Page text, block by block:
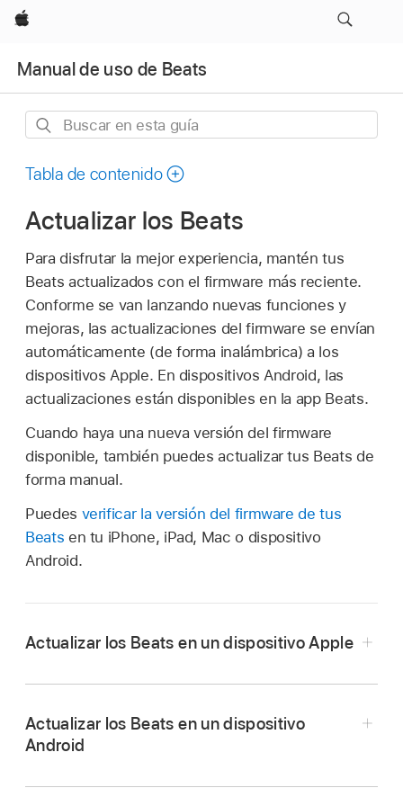
Apple
Manual de uso de Beats
Buscar
esta
Tabla de contenido
Actualizar los Beats
Para disfrutar la mejor experiencia, mantén tus
Beats actualizados con el firmware más reciente.
Conforme se van lanzando nuevas funciones y
mejoras, las actualizaciones del firmware se envían
automáticamente (de forma inalámbrica) a los
dispositivos Apple. En dispositivos Android, las
actualizaciones están disponibles en la app Beats.
Cuando haya una nueva versión del firmware
disponible, también puedes actualizar tus Beats de
forma manual.
Puedes verificar la versión del firmware de tus
Beats en tu iPhone, iPad, Mac o dispositivo
Android.
Actualizar los Beats en un dispositivo Apple
En tu iPhone, iPad o Mac, asegúrate de que
Actualizar los Beats en un dispositivo
Android